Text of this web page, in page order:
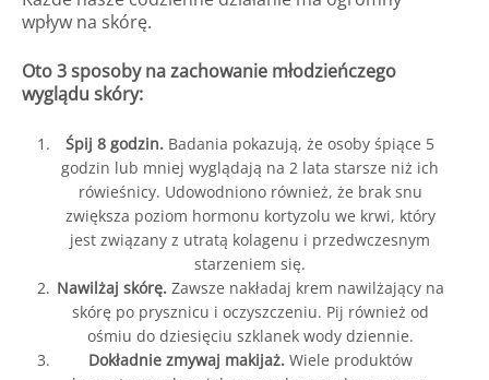
wpływ na skórę.
Oto 3 sposoby na zachowanie młodzieńczego
wyglądu skóry:
Śpij 8 godzin. Badania pokazują, że osoby śpiące 5
godzin lub mniej wyglądają na 2 lata starsze niż ich
rówieśnicy. Udowodniono również, że brak snu
zwiększa poziom hormonu kortyzolu we krwi, który
jest związany z utratą kolagenu i przedwczesnym
starzeniem się.
Nawilżaj skórę. Zawsze nakładaj krem nawilżający na
skórę po prysznicu i oczyszczeniu. Pij również od
ośmiu do dziesięciu szklanek wody dziennie.
Dokładnie zmywaj makijaż. Wiele produktów